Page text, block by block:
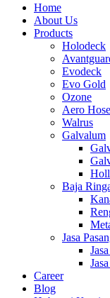
Home
About Us
Products
Holodeck
Evodeck
Evo Gold
Ozone
Aero Hose
Walrus
Galvalum
Baja
Jasa
Career
Blog